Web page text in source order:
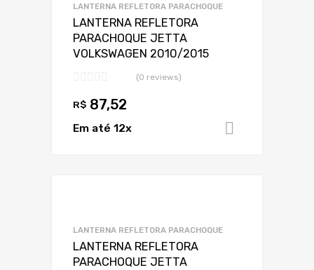
LANTERNA REFLETORA PARACHOQUE
LANTERNA REFLETORA
PARACHOQUE JETTA
VOLKSWAGEN 2010/2015
(0 reviews)
R$ 87,52
Em até 12x
LANTERNA REFLETORA PARACHOQUE
LANTERNA REFLETORA
PARACHOQUE JETTA